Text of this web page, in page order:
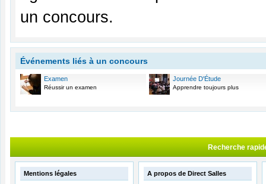
un concours.
Événements liés à un concours
Examen
Réussir un examen
Journée D'Étude
Apprendre toujours plus
Recherche
Mentions légales A propos de Direct Salles